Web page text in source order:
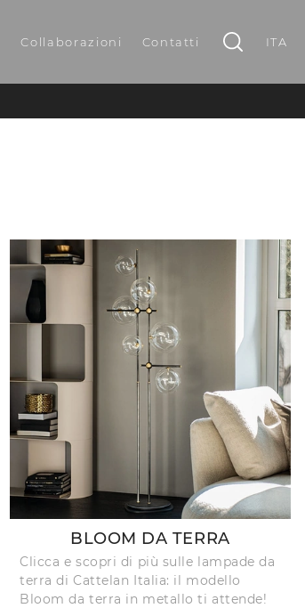
Collaborazioni Contatti ITA
BLOOM DA TERRA
Clicca e scopri di più sulle lampade da
terra di Cattelan Italia: il modello
Bloom da terra in metallo ti attende!